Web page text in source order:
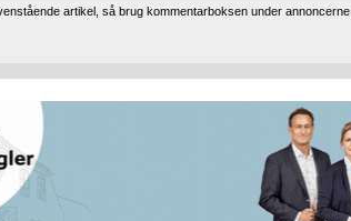
artikel, så brug kommentarboksen under annoncerne.